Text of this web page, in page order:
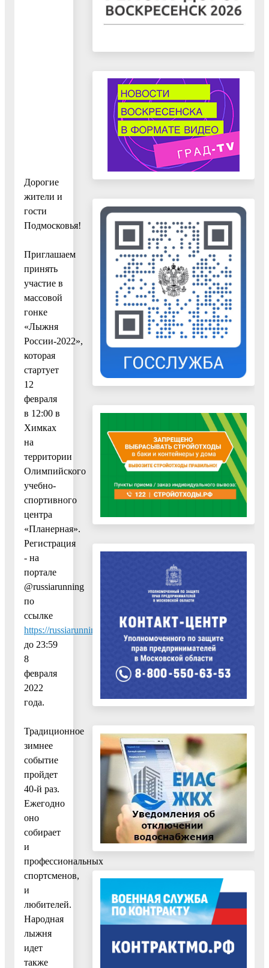
Дорогие
жители и
гости
Подмосковья!
Приглашаем
принять
участие в
массовой
гонке
«Лыжня
России-2022»,
которая
стартует
12
февраля
в 12:00 в
Химках
на
территории
Олимпийского
учебно-
спортивного
центра
«Планерная».
Регистрация
- на
портале
@russiarunning
по
ссылке
https://russiarunning.com/event/lyzhnyarossii2022
до 23:59
8
февраля
2022
года.
Традиционное
зимнее
событие
пройдет
40-й раз.
Ежегодно
оно
собирает
и
профессиональных
спортсменов,
и
любителей.
Народная
лыжня
идет
также